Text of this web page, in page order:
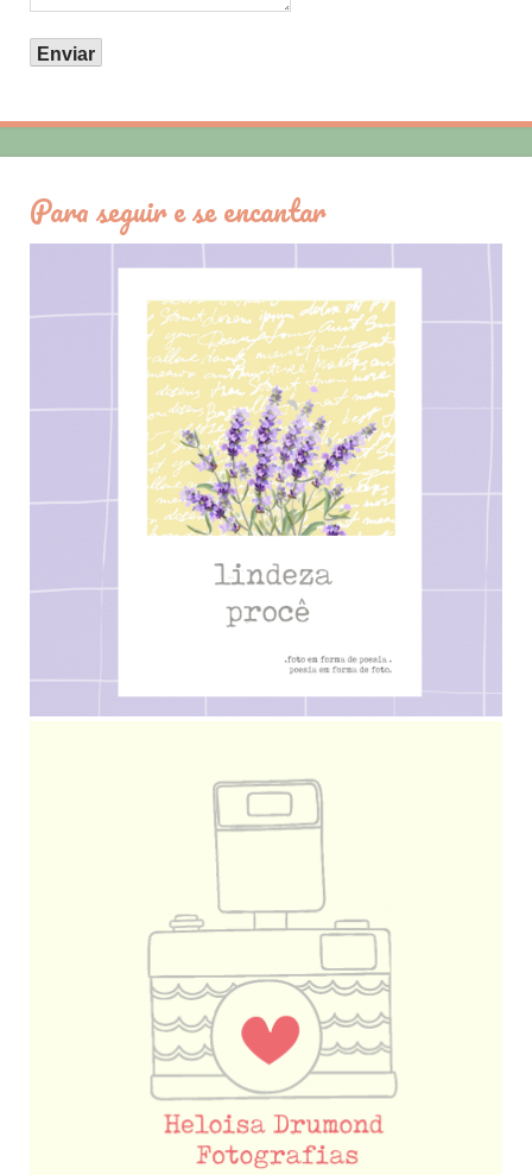
Para seguir e se encantar